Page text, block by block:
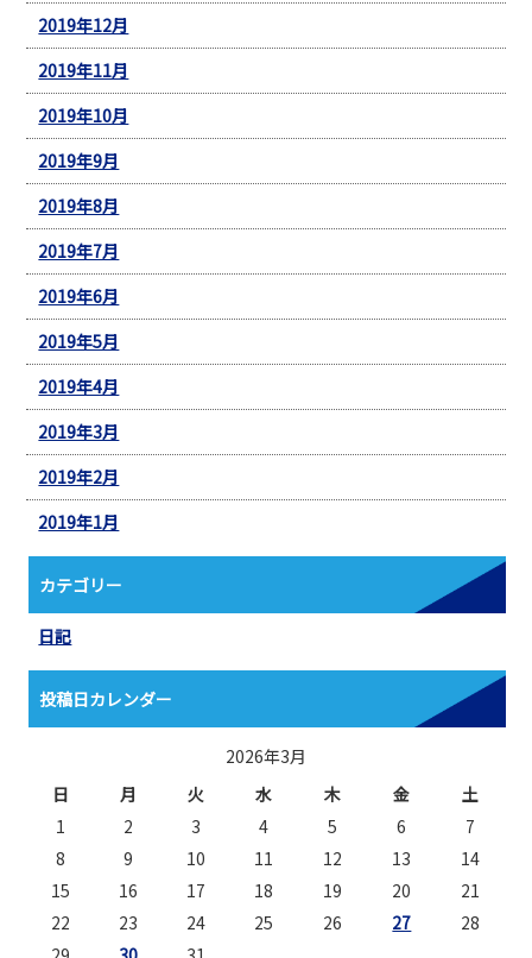
2019年12月
2019年11月
2019年10月
2019年9月
2019年8月
2019年7月
2019年6月
2019年5月
2019年4月
2019年3月
2019年2月
2019年1月
カテゴリー
日記
投稿日カレンダー
2026年3月
日
月 火 水 木 金
土
1
2 3 4 5 6
7
8
9 10 11 12 13
14
15
16 17 18 19 20
21
22
23 24 25 26 27
28